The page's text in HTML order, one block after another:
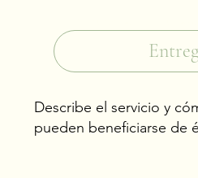
Describe el servicio y
pueden beneficiarse de